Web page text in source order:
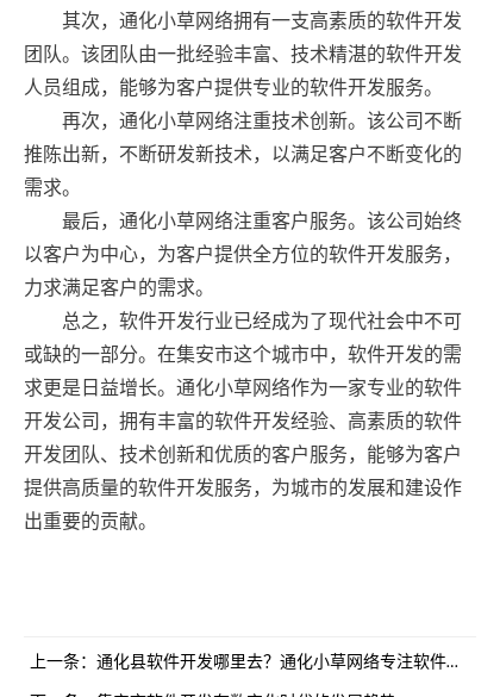
其次，通化小草网络拥有一支高素质的软件开发
团队。该团队由一批经验丰富、技术精湛的软件开发
人员组成，能够为客户提供专业的软件开发服务。
再次，通化小草网络注重技术创新。该公司不断
推陈出新，不断研发新技术，以满足客户不断变化的
需求。
最后，通化小草网络注重客户服务。该公司始终
以客户为中心，为客户提供全方位的软件开发服务，
力求满足客户的需求。
总之，软件开发行业已经成为了现代社会中不可
或缺的一部分。在集安市这个城市中，软件开发的需
求更是日益增长。通化小草网络作为一家专业的软件
开发公司，拥有丰富的软件开发经验、高素质的软件
开发团队、技术创新和优质的客户服务，能够为客户
提供高质量的软件开发服务，为城市的发展和建设作
出重要的贡献。
上一条： 通化县软件开发哪里去？通化小草网络专注软件开发